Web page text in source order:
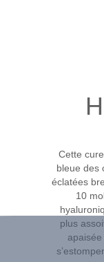
Cette
bleue des
éclatées
10
plus